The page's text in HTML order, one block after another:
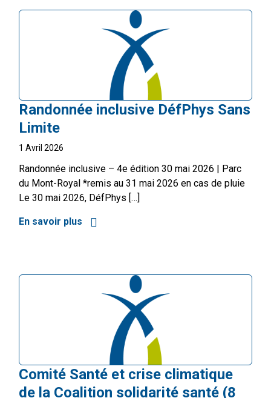
Randonnée inclusive DéfPhys Sans
Limite
1 Avril 2026
Randonnée inclusive – 4e édition 30 mai 2026 | Parc
du Mont-Royal *remis au 31 mai 2026 en cas de pluie
Le 30 mai 2026, DéfPhys […]
En savoir plus à propos de Randonnée inclusive
Comité Santé et crise climatique
de la Coalition solidarité santé (8